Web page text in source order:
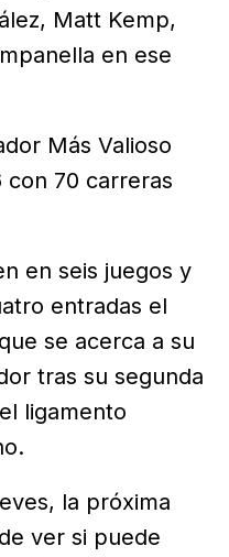
Matt Kemp,
en ese
Más Valioso
con 70 carreras
en seis juegos y
entradas el
se acerca a su
tras su segunda
ligamento
la próxima
ver si puede